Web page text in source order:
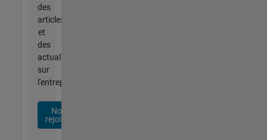
des
articles
et
des
actualités
sur
l'entreprise.
Nous
rejoindre